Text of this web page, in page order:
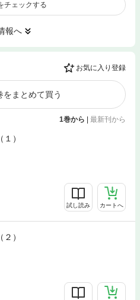
チェックする
報へ
お気に入り登録
をまとめて買う
1巻から 最新刊から
）
試し読み カートへ
）